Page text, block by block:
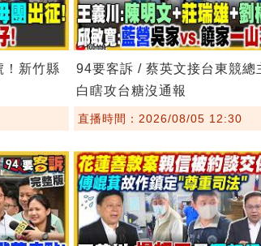
！新竹縣
94要客訴 / 蔡英文接台東競總
白瞎攻台糖沒通報
直播時間：2026/08/05 12:30